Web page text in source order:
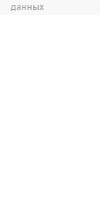
данных